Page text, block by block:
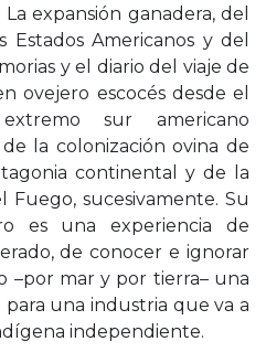
expansión ganadera, del
Americanos y del
y el diario del viaje de
ovejero escocés desde el
sur americano
la colonización ovina de
continental y de la
Fuego, sucesivamente. Su
es una experiencia de
de conocer e ignorar
–por mar y por tierra– una
una industria que va a
independiente.